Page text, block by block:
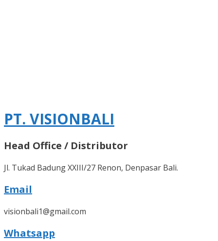
PT. VISIONBALI
Head Office / Distributor
Jl. Tukad Badung XXIII/27 Renon, Denpasar Bali.
Email
visionbali1@gmail.com
Whatsapp